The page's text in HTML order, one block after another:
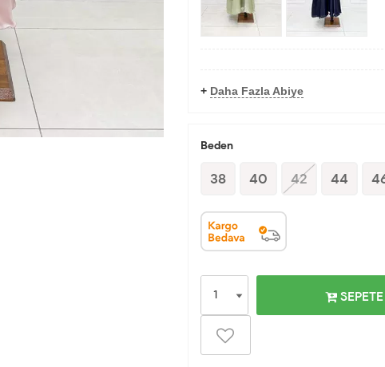
+ Daha Fazla Abiye
Beden
38 40 42 44